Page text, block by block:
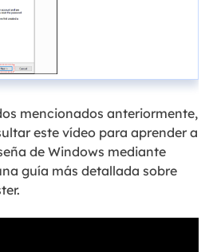
mencionados anteriormente,
este vídeo para aprender a
de Windows mediante
guía más detallada sobre